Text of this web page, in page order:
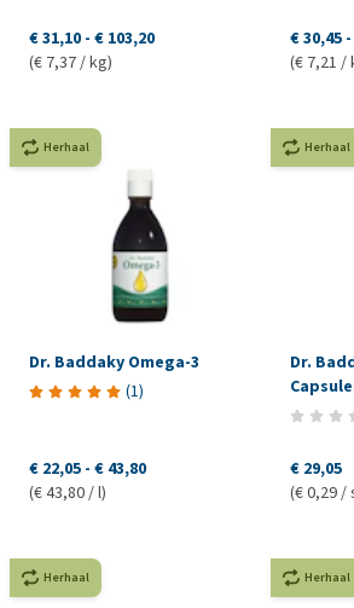
€ 31,10 - € 103,20
(€ 7,37 / kg)
€ 30,45 -
(€ 7,21 /
Herhaal
Dr. Baddaky Omega-3
(1)
€ 22,05 - € 43,80
(€ 43,80 / l)
Herhaal
Dr.
€ 29,05
(€ 0,29 /
Herhaal Herhaal